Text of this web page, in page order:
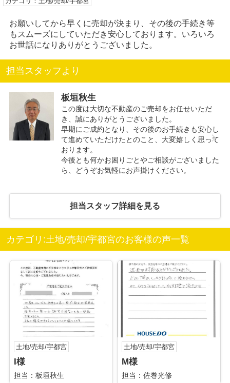
お願いしてから早くに売却が決まり、その後の手続き等
もスムーズにしていただき安心しております。いろいろ
お世話になりありがとうございました。
担当スタッフより
板垣秋生
この度は大切な不動産のご売却をお任せいただ
き、誠にありがとうございました。
早期にご成約となり、その後のお手続きも安心し
て進めていただけたとのこと、大変嬉しく思って
おります。
今後とも何かお困りごとやご相談がございました
ら、どうぞお気軽にお声掛けください。
担当スタッフ詳細を見る
カテゴリ:土地/売却/宇都宮のお客様の声一覧
土地/売却/宇都宮
I様
担当：板垣秋生
土地/売却/宇都宮
M様
担当：佐巻光修